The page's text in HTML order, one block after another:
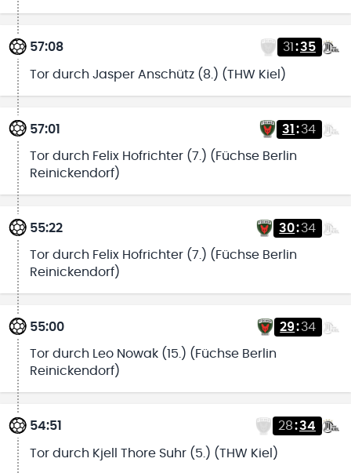
57:08 31 :35
Tor durch Jasper Anschütz (8.) (THW Kiel)
57:01 31 :34
Tor durch Felix Hofrichter (7.) (Füchse Berlin
Reinickendorf)
55:22 30:34
Tor durch Felix Hofrichter (7.) (Füchse Berlin
Reinickendorf)
55:00 29:34
Tor durch Leo Nowak (15.) (Füchse Berlin
Reinickendorf)
54:51 28:34
Tor durch Kjell Thore Suhr (5.) (THW Kiel)